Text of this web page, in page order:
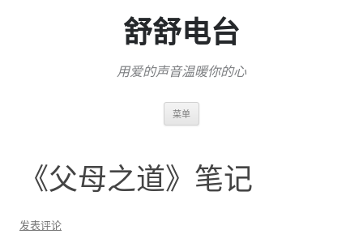
舒舒电台
用爱的声音温暖你的心
菜单
《父母之道》笔记
发表评论